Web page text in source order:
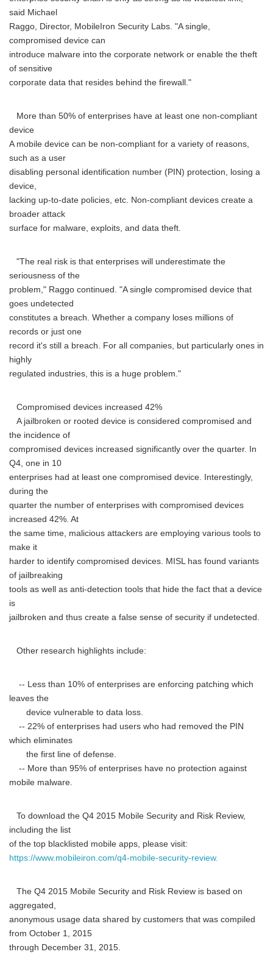
said Michael
Raggo, Director, MobileIron Security Labs. "A single,
compromised device can
introduce malware into the corporate network or enable the theft
of sensitive
corporate data that resides behind the firewall."
More than 50% of enterprises have at least one non-compliant
device
A mobile device can be non-compliant for a variety of reasons,
such as a user
disabling personal identification number (PIN) protection, losing a
device,
lacking up-to-date policies, etc. Non-compliant devices create a
broader attack
surface for malware, exploits, and data theft.
"The real risk is that enterprises will underestimate the
seriousness of the
problem," Raggo continued. "A single compromised device that
goes undetected
constitutes a breach. Whether a company loses millions of
records or just one
record it's still a breach. For all companies, but particularly ones in
highly
regulated industries, this is a huge problem."
Compromised devices increased 42%
A jailbroken or rooted device is considered compromised and
the incidence of
compromised devices increased significantly over the quarter. In
Q4, one in 10
enterprises had at least one compromised device. Interestingly,
during the
quarter the number of enterprises with compromised devices
increased 42%. At
the same time, malicious attackers are employing various tools to
make it
harder to identify compromised devices. MISL has found variants
of jailbreaking
tools as well as anti-detection tools that hide the fact that a device
is
jailbroken and thus create a false sense of security if undetected.
Other research highlights include:
-- Less than 10% of enterprises are enforcing patching which
leaves the
device vulnerable to data loss.
-- 22% of enterprises had users who had removed the PIN
which eliminates
the first line of defense.
-- More than 95% of enterprises have no protection against
mobile malware.
To download the Q4 2015 Mobile Security and Risk Review,
including the list
of the top blacklisted mobile apps, please visit:
https://www.mobileiron.com/q4-mobile-security-review.
The Q4 2015 Mobile Security and Risk Review is based on
aggregated,
anonymous usage data shared by customers that was compiled
from October 1, 2015
through December 31, 2015.